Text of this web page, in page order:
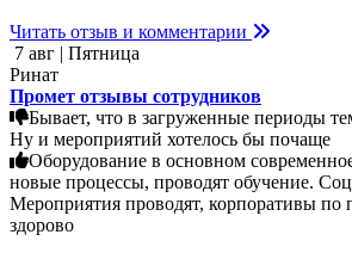
Читать отзыв и комментарии
7 авг | Пятница
Ринат
Промет отзывы сотрудников
Бывает, что в загруженные периоды
Ну и мероприятий хотелось бы почаще
Оборудование в основном
новые процессы, проводят обучение.
Мероприятия проводят, корпоративы по
здорово